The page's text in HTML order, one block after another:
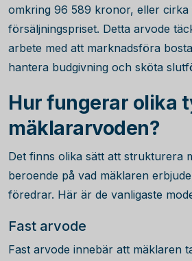
omkring 96 589 kronor, eller cirka
försäljningspriset. Detta arvode
arbete med att marknadsföra
hantera budgivning och sköta
Hur fungerar olika
mäklararvoden?
Det finns olika sätt att strukturera
beroende på vad mäklaren
föredrar. Här är de vanligaste
Fast arvode
Fast arvode innebär att mäklaren